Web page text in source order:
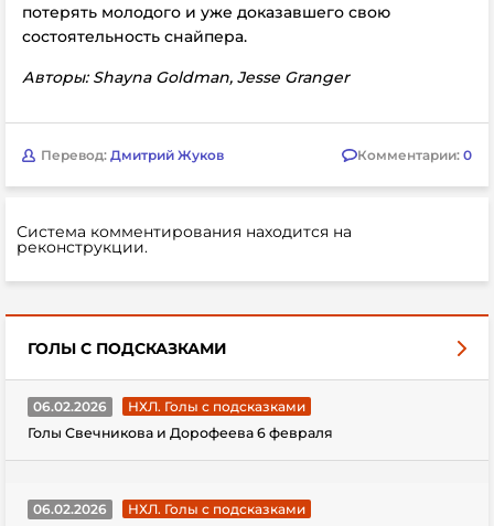
потерять молодого и уже доказавшего свою
состоятельность снайпера.
Авторы: Shayna Goldman, Jesse Granger
Перевод: Дмитрий Жуков Комментарии: 0
Система комментирования находится на
реконструкции.
ГОЛЫ С ПОДСКАЗКАМИ
06.02.2026
НХЛ. Голы с подсказками
Голы Свечникова и Дорофеева 6 февраля
06.02.2026
НХЛ. Голы с подсказками